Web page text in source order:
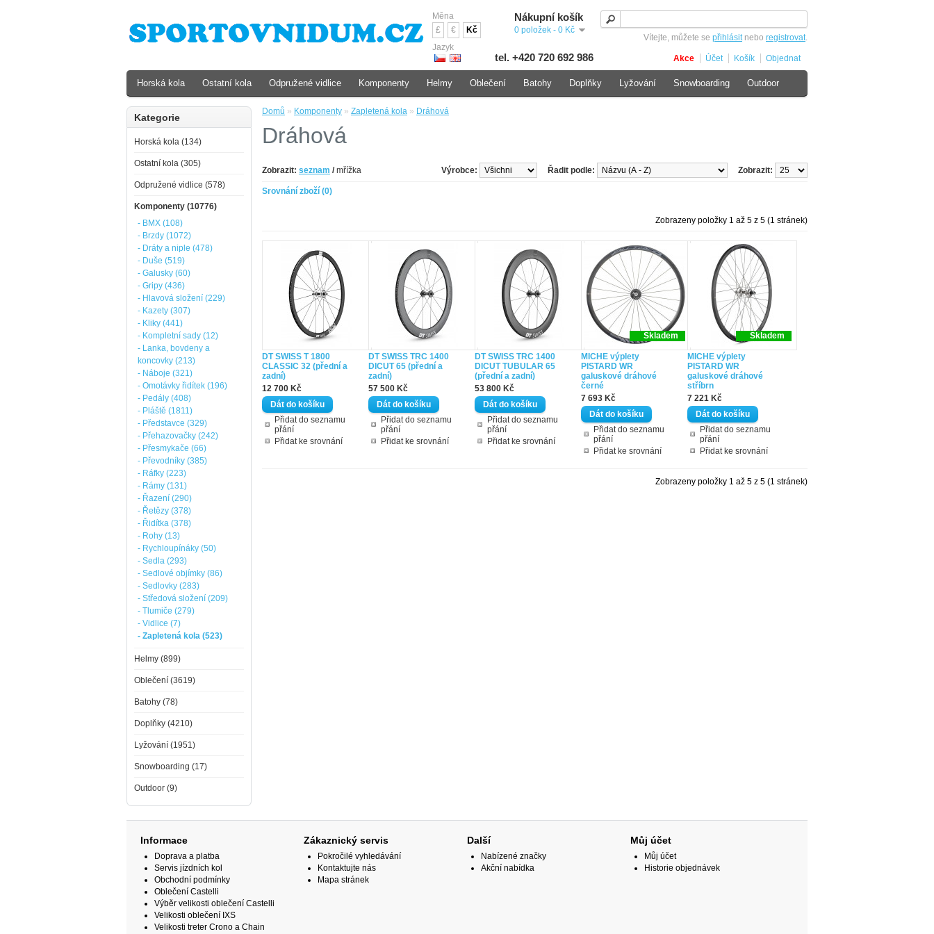
Jazyk
Měna
£
€ Kč
Nákupní košík
0 položek - 0 Kč
Vítejte, můžete se přihlásitnebo registrovat.
tel. +420 720 692 986 Akce Účet Košík Objednat
Domů » Komponenty » Zapletená kola » Dráhová
Dráhová
Zobrazit: seznam /mřížka Zobrazit:
Řadit podle:
Výrobce:
Srovnání zboží (0)
Zobrazeny položky 1 až 5 z 5 (1 stránek)
DT SWISS T 1800
CLASSIC 32 (přední a
zadní)
12 700 Kč
Přidat do seznamu
přání
Přidat ke srovnání
DT SWISS TRC 1400
DICUT 65 (přední a
zadní)
57 500 Kč
Přidat do seznamu
přání
Přidat ke srovnání
DT SWISS TRC 1400
DICUT TUBULAR 65
(přední a zadní)
53 800 Kč
Přidat do seznamu
přání
Přidat ke srovnání
Skladem
MICHE výplety
PISTARD WR
galuskové dráhové
černé
7 693 Kč
Přidat do seznamu
přání
Přidat ke srovnání
Skladem
MICHE výplety
PISTARD WR
galuskové dráhové
stříbrn
7 221 Kč
Přidat do seznamu
přání
Přidat ke srovnání
Zobrazeny položky 1 až 5 z 5 (1 stránek)
Kategorie
Horská kola (134)
Ostatní kola (305)
Odpružené vidlice (578)
Komponenty (10776)
- BMX (108)
- Brzdy (1072)
- Dráty a niple (478)
- Duše (519)
- Galusky (60)
- Gripy (436)
- Hlavová složení (229)
- Kazety (307)
- Kliky (441)
- Kompletní sady (12)
- Lanka, bovdeny a
koncovky (213)
- Náboje (321)
- Omotávky řidítek (196)
- Pedály (408)
- Pláště (1811)
- Představce (329)
- Přehazovačky (242)
- Přesmykače (66)
- Převodníky (385)
- Ráfky (223)
- Rámy (131)
- Řazení (290)
- Řetězy (378)
- Řidítka (378)
- Rohy (13)
- Rychloupínáky (50)
- Sedla (293)
- Sedlové objímky (86)
- Sedlovky (283)
- Středová složení (209)
- Tlumiče (279)
- Vidlice (7)
- Zapletená kola (523)
Helmy (899)
Oblečení (3619)
Batohy (78)
Doplňky (4210)
Lyžování (1951)
Snowboarding (17)
Outdoor (9)
Horská kola Ostatní kola Odpružené vidlice Komponenty Helmy Oblečení Batohy Doplňky Lyžování Snowboarding Outdoor
Informace
Doprava a platba
Servis jízdních kol
Obchodní podmínky
Oblečení Castelli
Výběr velikosti oblečení Castelli
Velikosti oblečení IXS
Velikosti treter Crono a Chain
Zákaznický servis
Pokročilé vyhledávání
Kontaktujte nás
Mapa stránek
Další
Nabízené značky
Akční nabídka
Můj účet
Můj účet
Historie objednávek